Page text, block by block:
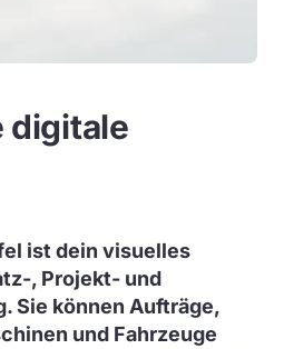
digitale
ist dein visuelles
, Projekt- und
Sie können Aufträge,
und Fahrzeuge